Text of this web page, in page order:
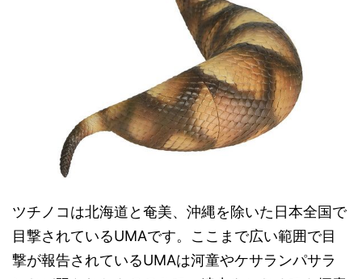
ツチノコは北海道と奄美、沖縄を除いた日本全国で
目撃されているUMAです。ここまで広い範囲で目
撃が報告されているUMAは河童やケサランパサラ